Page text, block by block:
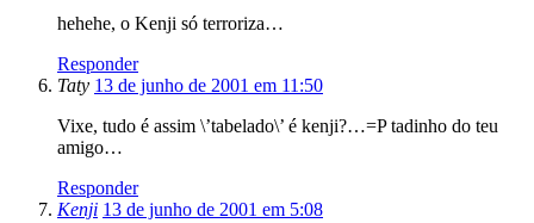
hehehe, o Kenji só terroriza…
Responder
Taty 13 de junho de 2001 em 11:50
Vixe, tudo é assim \’tabelado\’ é kenji?…=P tadinho do teu
amigo…
Responder
Kenji 13 de junho de 2001 em 5:08